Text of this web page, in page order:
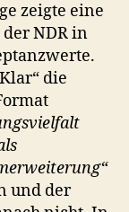
zeigte eine
NDR in
die
und der